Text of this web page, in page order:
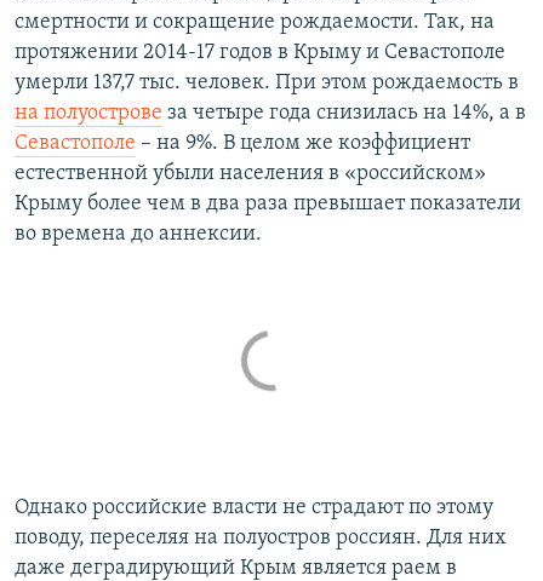
смертности и сокращение рождаемости. Так, на
протяжении 2014-17 годов в Крыму и Севастополе
умерли 137,7 тыс. человек. При этом рождаемость в
на полуострове за четыре года снизилась на 14%, а в
Севастополе – на 9%. В целом же коэффициент
естественной убыли населения в «российском»
Крыму более чем в два раза превышает показатели
во времена до аннексии.
Однако российские власти не страдают по этому
поводу, переселяя на полуостров россиян. Для них
даже деградирующий Крым является раем в